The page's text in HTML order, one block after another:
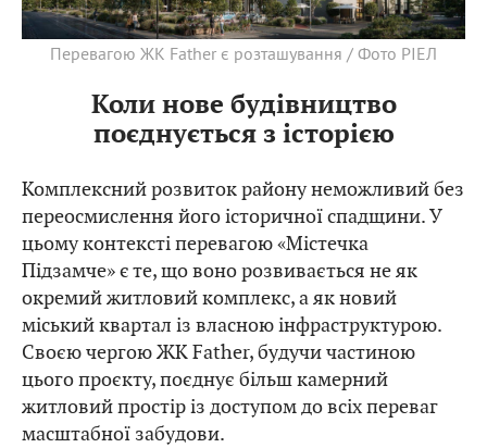
Перевагою ЖК Father є розташування / Фото РІЕЛ
Коли нове будівництво
поєднується з історією
Комплексний розвиток району неможливий без
переосмислення його історичної спадщини. У
цьому контексті перевагою «Містечка
Підзамче» є те, що воно розвивається не як
окремий житловий комплекс, а як новий
міський квартал із власною інфраструктурою.
Своєю чергою ЖК Father, будучи частиною
цього проєкту, поєднує більш камерний
житловий простір із доступом до всіх переваг
масштабної забудови.